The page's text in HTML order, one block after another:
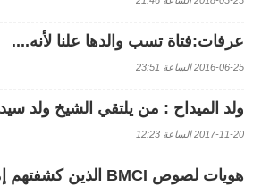
عرفات:فتاة تسب والدها علنا لأنه....
2016-06-25 الساعة 23:51
ولد الميداح : من يلتقي الشيخ ولد
2017-11-20 الساعة 12:23
هويات لصوص BMCI الذين كشفتهم إمرأة